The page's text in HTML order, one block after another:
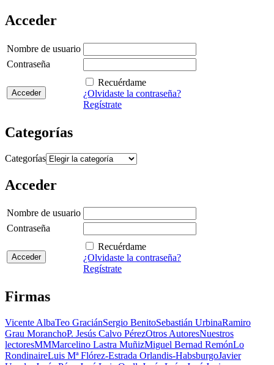
Acceder
Nombre de usuario
Contraseña
Recuérdame
¿Olvidaste la contraseña?
Regístrate
Categorías
Categorías
Acceder
Nombre de usuario
Contraseña
Recuérdame
¿Olvidaste la contraseña?
Regístrate
Firmas
Vicente AlbaTeo GraciánSergio BenitoSebastián UrbinaRamiro
Grau MoranchoP. Jesús Calvo PérezOtros AutoresNuestros
lectoresMMMarcelino Lastra MuñizMiguel Bernad RemónLo
RondinaireLuis Mª Flórez-Estrada Orlandis-HabsburgoJavier